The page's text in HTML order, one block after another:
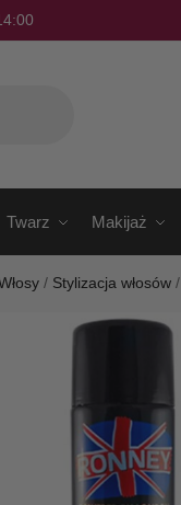
Twarz Makijaż
/ Stylizacja włosów /